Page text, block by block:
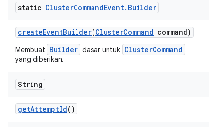
static ClusterCommandEvent. Builder
createEventBuilder(ClusterCommand command)
Membuat Builder dasar untuk ClusterCommand
yang diberikan.
String
getAttemptId()